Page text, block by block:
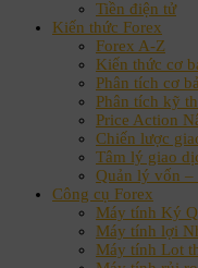
Tiền điện tử
Kiến thức Forex
Forex A-Z
Kiến thức cơ
Phân tích cơ
Phân tích kỹ
Price Action
Chiến lược
Tâm lý giao
Quản lý vốn –
Công cụ Forex
Máy tính Ký
Máy tính lợi
Máy tính Lot